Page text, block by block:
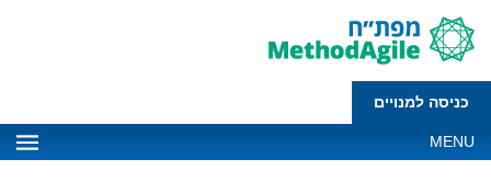
כניסה למנויים
MENU